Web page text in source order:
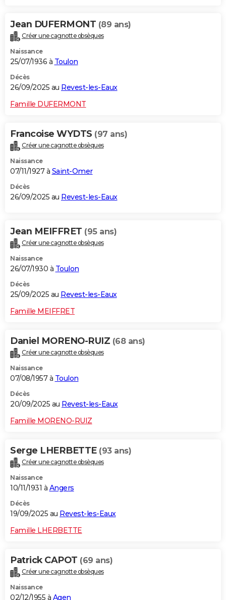
Jean DUFERMONT (89 ans)
Créer une cagnotte obsèques
Naissance
25/07/1936 à Toulon
Décès
26/09/2025 au Revest-les-Eaux
Famille DUFERMONT
Francoise WYDTS (97 ans)
Créer une cagnotte obsèques
Naissance
07/11/1927 à Saint-Omer
Décès
26/09/2025 au Revest-les-Eaux
Jean MEIFFRET (95 ans)
Créer une cagnotte obsèques
Naissance
26/07/1930 à Toulon
Décès
25/09/2025 au Revest-les-Eaux
Famille MEIFFRET
Daniel MORENO-RUIZ (68 ans)
Créer une cagnotte obsèques
Naissance
07/08/1957 à Toulon
Décès
20/09/2025 au Revest-les-Eaux
Famille MORENO-RUIZ
Serge LHERBETTE (93 ans)
Créer une cagnotte obsèques
Naissance
10/11/1931 à Angers
Décès
19/09/2025 au Revest-les-Eaux
Famille LHERBETTE
Patrick CAPOT (69 ans)
Créer une cagnotte obsèques
Naissance
02/12/1955 à Agen